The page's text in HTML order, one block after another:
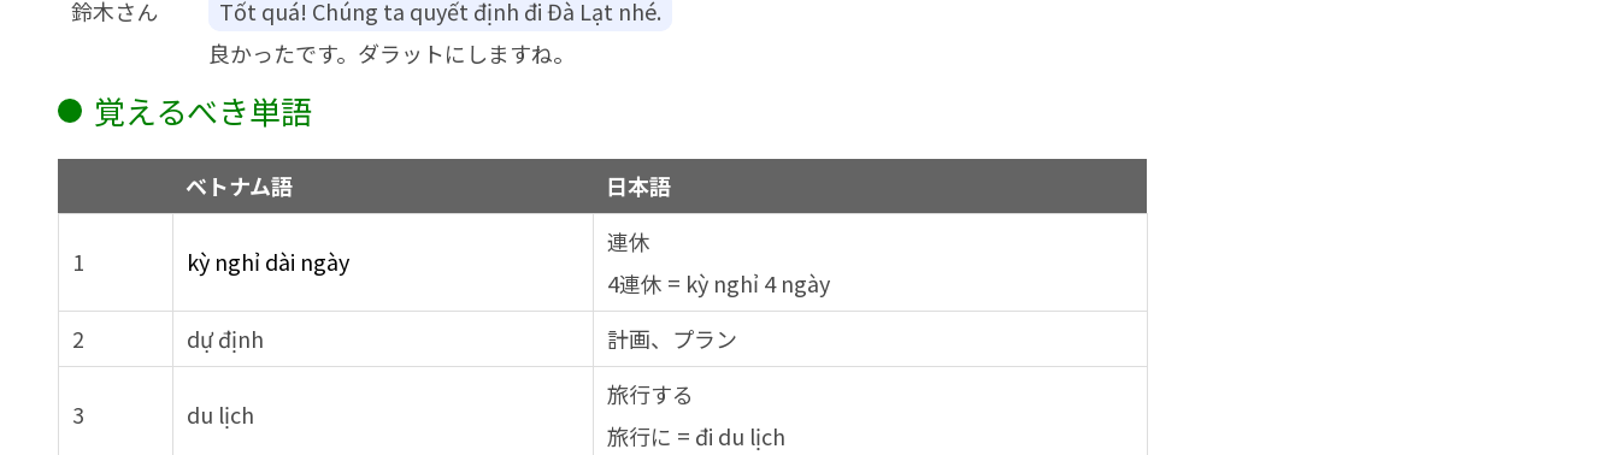
鈴木さん
Tốt quá! Chúng ta quyết định đi Đà Lạt nhé.
良かったです。ダラットにしますね。
覚えるべき単語
ベトナム語 日本語
1 kỳ nghỉ dài ngày
連休
4連休 = kỳ nghỉ 4 ngày
2
dự định 計画、プラン
3 du lịch
旅行する
旅行に = đi du lịch